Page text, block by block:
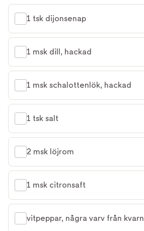
1 tsk dijonsenap
1 msk dill, hackad
1 msk schalottenlök, hackad
1 tsk salt
2 msk löjrom
1 msk citronsaft
vitpeppar, några varv från kvarn